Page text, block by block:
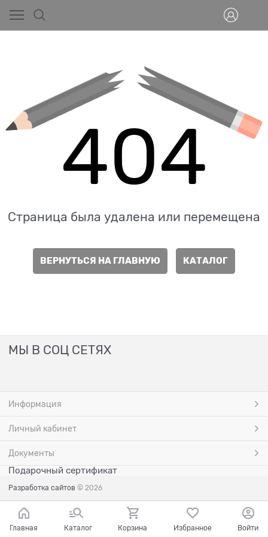
404
Страница была удалена или перемещена
ВЕРНУТЬСЯ НА ГЛАВНУЮ КАТАЛОГ
МЫ В СОЦ СЕТЯХ
Информация
Личный кабинет
Документы
Подарочный сертификат
Разработка сайтов © 2026
Главная Каталог Корзина Избранное Войти